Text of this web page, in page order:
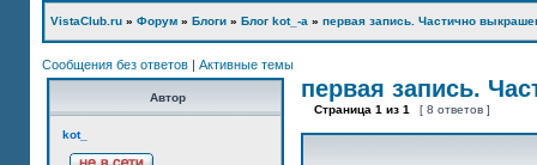
VistaClub.ru » Форум » Блоги » Блог kot_-а » первая запись. Частично
Сообщения без ответов | Активные темы
Автор
kot_
первая запись.
Страница 1 из 1 [ 8 ответов ]